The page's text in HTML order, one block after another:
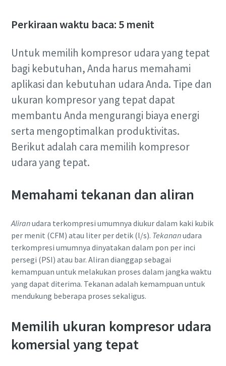
10 langkah menuju produksi yang ramah
Semua yang perlu Anda ketahui tentang pengurangan
karbon untuk produksi yang ramah lingkungan
Selengkapnya
Perkiraan waktu baca: 5 menit
Untuk memilih kompresor udara yang tepat
bagi kebutuhan, Anda harus memahami
aplikasi dan kebutuhan udara Anda. Tipe dan
ukuran kompresor yang tepat dapat
membantu Anda mengurangi biaya energi
serta mengoptimalkan produktivitas.
Berikut adalah cara memilih kompresor
udara yang tepat.
Memahami tekanan dan aliran
Aliranudara terkompresi umumnya diukur dalam kaki kubik
per menit (CFM) atau liter per detik (l/s). Tekananudara
terkompresi umumnya dinyatakan dalam pon per inci
persegi (PSI) atau bar. Aliran dianggap sebagai
kemampuan untuk melakukan proses dalam jangka waktu
yang dapat diterima. Tekanan adalah kemampuan untuk
mendukung beberapa proses sekaligus.
Memilih ukuran kompresor udara
komersial yang tepat